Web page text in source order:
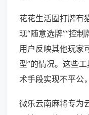
花花生活圈打牌有
现“随意选牌”“控
用户反映其他玩家
型”的情况。这些
术手段实现不平公
微乐云南麻将专为